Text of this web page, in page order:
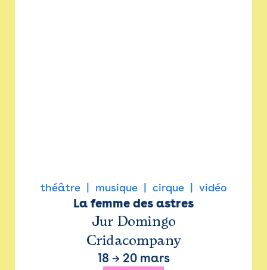
théâtre musique cirque vidéo
La femme des astres
Jur Domingo
Cridacompany
18 → 20 mars